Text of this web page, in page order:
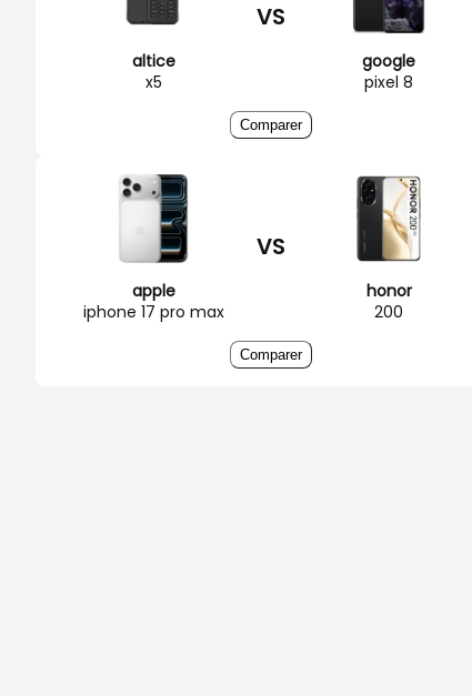
altice
x5
VS
google
pixel 8
Comparer
apple
iphone 17 pro max
VS
honor
200
Comparer